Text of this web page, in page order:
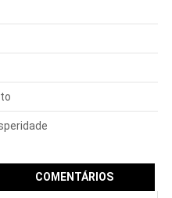
COMENTÁRIOS